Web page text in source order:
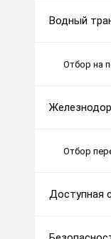
Водный
Отбор на
Отбор
Доступная